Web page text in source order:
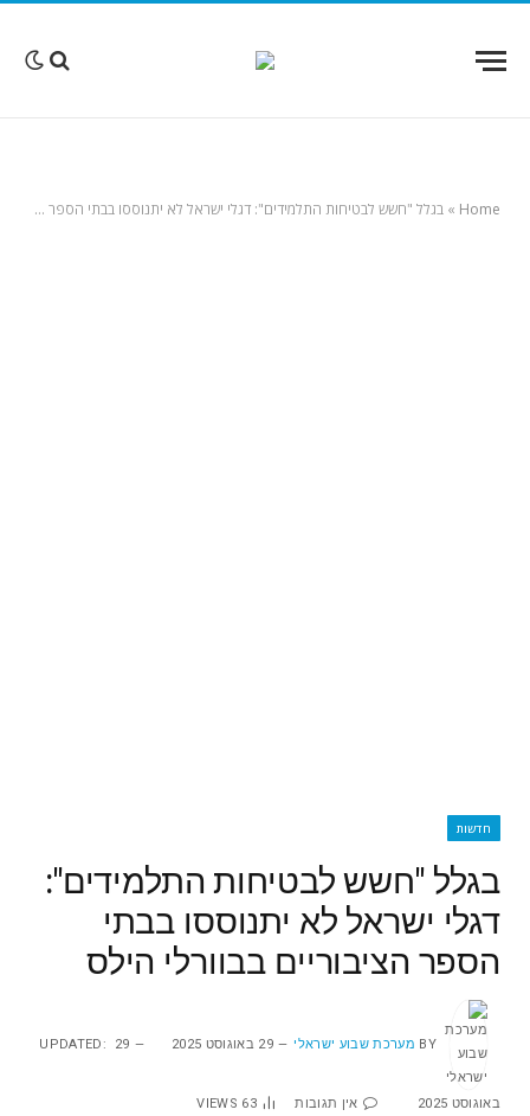
Home
» בגלל "חשש לבטיחות התלמידים": דגלי ישראל לא יתנוססו בבתי הספר הציבוריים בבוורלי הילס
חדשות
בגלל "חשש לבטיחות התלמידים":
דגלי ישראל לא יתנוססו בבתי
הספר הציבוריים בבוורלי הילס
BY מערכת שבוע ישראלי 29 באוגוסט 2025 UPDATED: 29
באוגוסט 2025 אין תגובות 63
VIEWS